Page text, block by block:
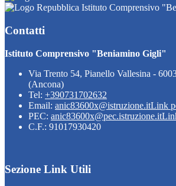
Istituto Comprensivo
Contatti
Istituto Comprensivo "Beniamino Gigli"
Via Trento 54, Pianello Vallesina -
(Ancona)
Tel: +390731702632
Email: anic83600x@istruzione.itLink
PEC: anic83600x@pec.istruzione.it
C.F.: 91017930420
Sezione Link Utili